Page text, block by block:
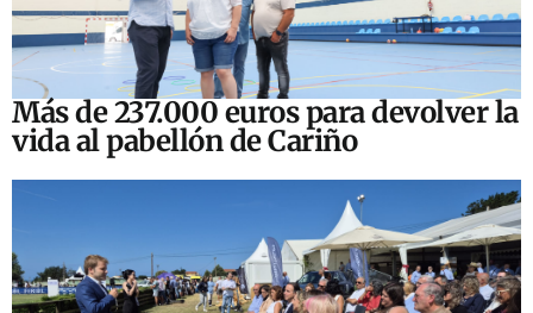
Más de 237.000 euros para devolver la
vida al pabellón de Cariño